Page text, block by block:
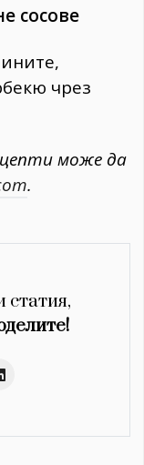
сосове
чрез
може да
.
статия,